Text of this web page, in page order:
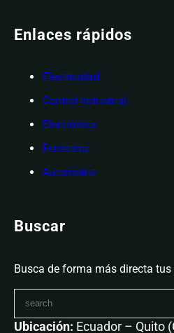
Enlaces rápidos
Electricidad
Control Industrial
Electrónica
Ferretería
Automotriz
Buscar
Busca de forma más directa
Ubicación: Ecuador – Quito